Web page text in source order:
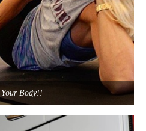
Body!!